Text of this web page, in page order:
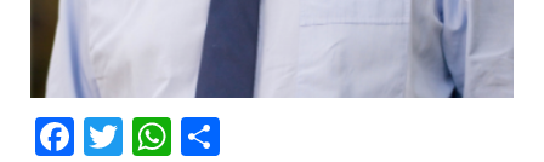
Facebook
Twitter
WhatsApp